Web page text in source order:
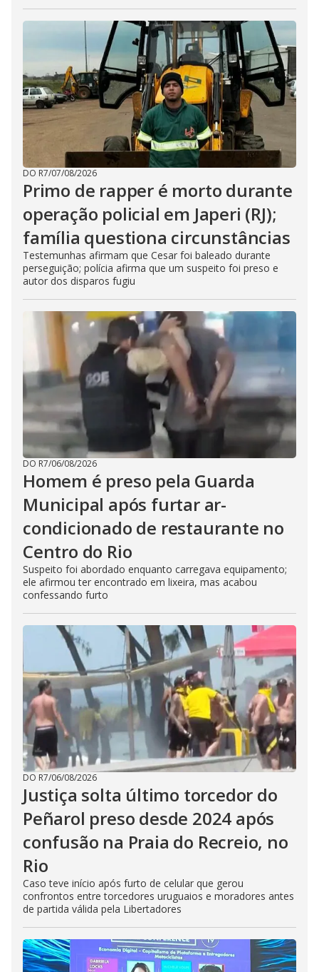
DO R7/07/08/2026
Primo de rapper é morto durante
operação policial em Japeri (RJ);
família questiona circunstâncias
Testemunhas afirmam que Cesar foi baleado durante
perseguição; polícia afirma que um suspeito foi preso e
autor dos disparos fugiu
DO R7/06/08/2026
Homem é preso pela Guarda
Municipal após furtar ar-
condicionado de restaurante no
Centro do Rio
Suspeito foi abordado enquanto carregava equipamento;
ele afirmou ter encontrado em lixeira, mas acabou
confessando furto
DO R7/06/08/2026
Justiça solta último torcedor do
Peñarol preso desde 2024 após
confusão na Praia do Recreio, no
Rio
Caso teve início após furto de celular que gerou
confrontos entre torcedores uruguaios e moradores antes
de partida válida pela Libertadores